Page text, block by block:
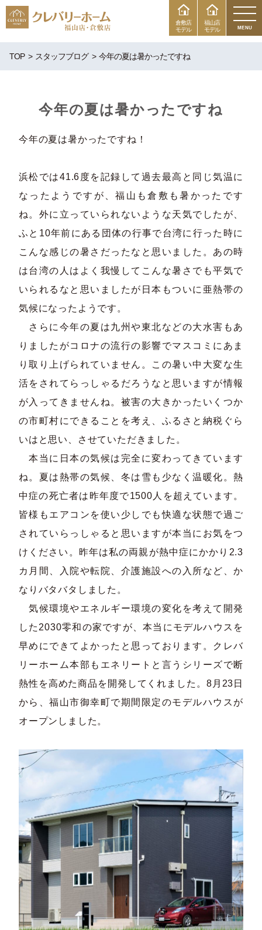
福山店
モデル
倉敷店
モデル
MENU
TOP スタッフブログ 今年の夏は暑かったですね
今年の夏は暑かったですね
今年の夏は暑かったですね！
浜松では41.6度を記録して過去最高と同じ気温に
なったようですが、福山も倉敷も暑かったです
ね。外に立っていられないような天気でしたが、
ふと10年前にある団体の行事で台湾に行った時に
こんな感じの暑さだったなと思いました。あの時
は台湾の人はよく我慢してこんな暑さでも平気で
いられるなと思いましたが日本もついに亜熱帯の
気候になったようです。
さらに今年の夏は九州や東北などの大水害もあ
りましたがコロナの流行の影響でマスコミにあま
り取り上げられていません。この暑い中大変な生
活をされてらっしゃるだろうなと思いますが情報
が入ってきませんね。被害の大きかったいくつか
の市町村にできることを考え、ふるさと納税ぐら
いはと思い、させていただきました。
本当に日本の気候は完全に変わってきています
ね。夏は熱帯の気候、冬は雪も少なく温暖化。熱
中症の死亡者は昨年度で1500人を超えています。
皆様もエアコンを使い少しでも快適な状態で過ご
されていらっしゃると思いますが本当にお気をつ
けください。昨年は私の両親が熱中症にかかり2.3
カ月間、入院や転院、介護施設への入所など、か
なりバタバタしました。
気候環境やエネルギー環境の変化を考えて開発
した2030零和の家ですが、本当にモデルハウスを
早めにできてよかったと思っております。クレバ
リーホーム本部もエネリートと言うシリーズで断
熱性を高めた商品を開発してくれました。8月23日
から、福山市御幸町で期間限定のモデルハウスが
オープンしました。